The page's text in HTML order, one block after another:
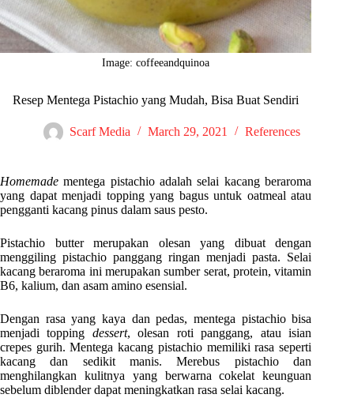
Image: coffeeandquinoa
Resep Mentega Pistachio yang Mudah, Bisa Buat Sendiri
Scarf Media March 29, 2021 References
Homemade mentega pistachio adalah selai kacang beraroma
yang dapat menjadi topping yang bagus untuk oatmeal atau
pengganti kacang pinus dalam saus pesto.
Pistachio butter merupakan olesan yang dibuat dengan
menggiling pistachio panggang ringan menjadi pasta. Selai
kacang beraroma ini merupakan sumber serat, protein, vitamin
B6, kalium, dan asam amino esensial.
Dengan rasa yang kaya dan pedas, mentega pistachio bisa
menjadi topping dessert, olesan roti panggang, atau isian
crepes gurih. Mentega kacang pistachio memiliki rasa seperti
kacang dan sedikit manis. Merebus pistachio dan
menghilangkan kulitnya yang berwarna cokelat keunguan
sebelum diblender dapat meningkatkan rasa selai kacang.